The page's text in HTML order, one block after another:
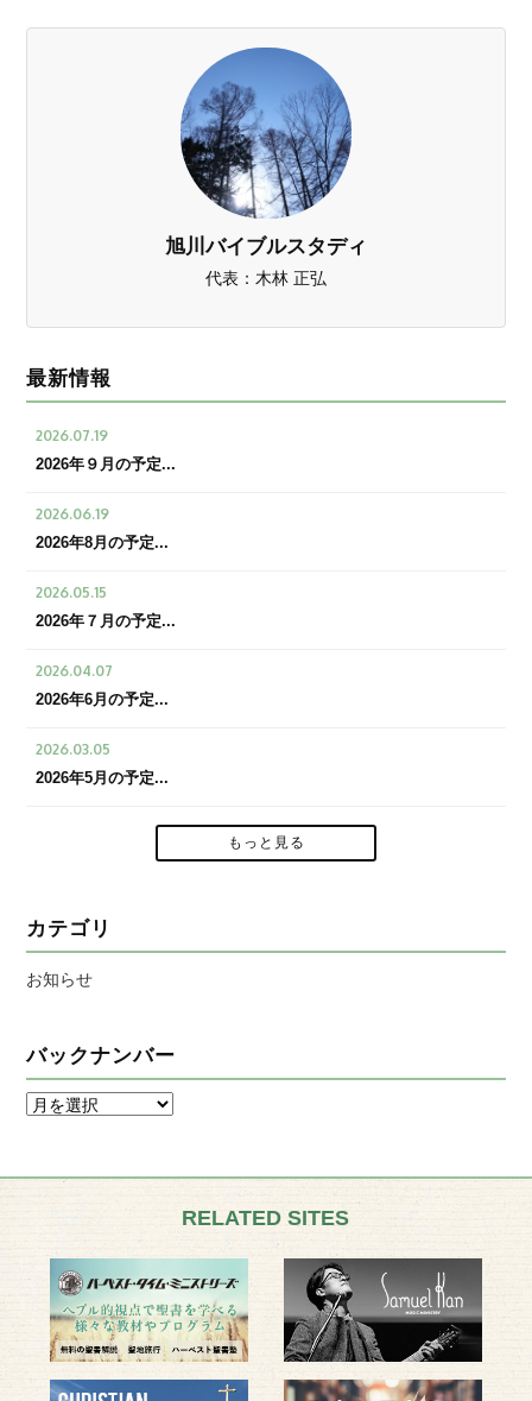
旭川バイブルスタディ
代表：木林 正弘
最新情報
2026.07.19
2026年９月の予定...
2026.06.19
2026年8月の予定...
2026.05.15
2026年７月の予定...
2026.04.07
2026年6月の予定...
2026.03.05
2026年5月の予定...
もっと見る
カテゴリ
お知らせ
バックナンバー
RELATED SITES